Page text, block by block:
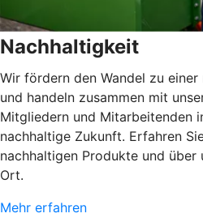
Nachhaltigkeit
Wir fördern den Wandel zu
und handeln zusammen mit
Mitgliedern und Mitarbeitenden
nachhaltige Zukunft. Erfahren
nachhaltigen Produkte und über
Ort.
Mehr erfahren